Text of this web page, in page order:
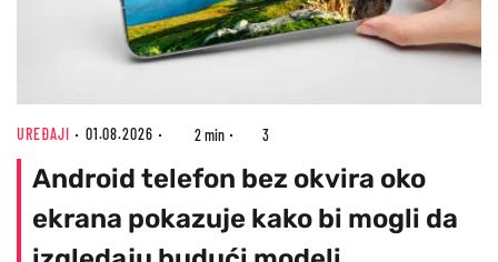
UREĐAJI 01.08.2026 2 min 3
Android telefon bez okvira oko
ekrana pokazuje kako bi mogli da